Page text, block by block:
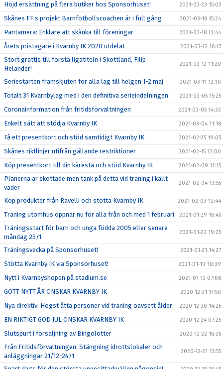
Höjd ersättning på flera butiker hos Sponsorhuset! 2021-03-23 15:05
Skånes FF:s projekt Barnfotbollscoachen är i full gång 2021-03-18 15:24
Pantamera: Enklare att skänka till föreningar 2021-03-18 13:44
Årets pristagare i Kvarnby IK 2020 utdelat 2021-03-12 16:17
Stort grattis till första ligatiteln i Skottland, Filip
Helander!
2021-03-12 11:20
Seriestarten framskjuten för alla lag till helgen 1-2 maj 2021-03-11 12:10
Totalt 31 Kvarnbylag med i den definitiva serieindelningen 2021-03-05 15:25
Coronainformation från fritidsförvaltningen 2021-03-05 14:32
Enkelt sätt att stödja Kvarnby IK 2021-03-04 11:18
Få ett presentkort och stöd samtidigt Kvarnby IK 2021-02-25 19:05
Skånes riktlinjer utifrån gällande restriktioner 2021-02-15 12:00
Köp presentkort till din käresta och stöd Kvarnby IK 2021-02-09 11:15
Planerna är skottade men tänk på detta vid träning i kallt
väder
2021-02-04 13:55
Köp produkter från Ravelli och stötta Kvarnby IK 2021-02-03 12:44
Träning utomhus öppnar nu för alla från och med 1 februari 2021-01-29 16:45
Träningsstart för barn och unga födda 2005 eller senare
måndag 25/1
2021-01-22 19:25
Träningsvecka på Sponsorhuset! 2021-01-21 14:27
Stötta Kvarnby IK via Sponsorhuset! 2021-01-19 10:39
Nytt i Kvarnbyshopen på stadium.se 2021-01-13 07:08
GOTT NYTT ÅR ÖNSKAR KVARNBY IK 2020-12-31 17:50
Nya direktiv: Högst åtta personer vid träning oavsett ålder 2020-12-30 14:25
EN RIKTIGT GOD JUL ÖNSKAR KVARNBY IK 2020-12-24 07:25
Slutspurt i försäljning av Bingolotter 2020-12-22 16:35
Från Fritidsförvaltningen: Stängning idrottslokaler och
anläggningar 21/12-24/1
2020-12-21 13:55